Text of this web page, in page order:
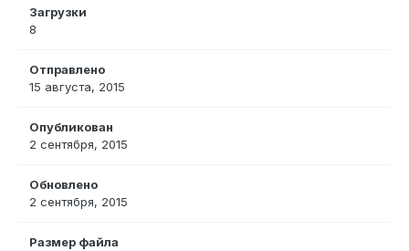
Загрузки
8
Отправлено
15 августа, 2015
Опубликован
2 сентября, 2015
Обновлено
2 сентября, 2015
Размер файла